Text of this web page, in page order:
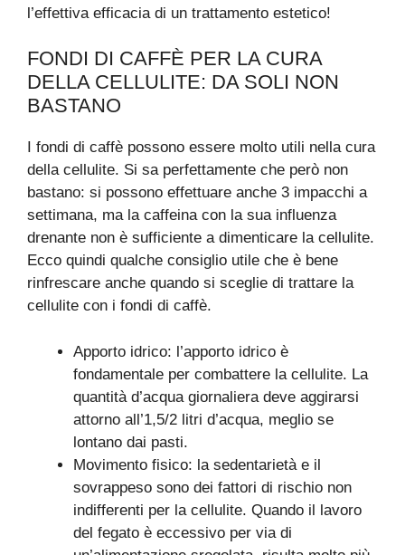
l’effettiva efficacia di un trattamento estetico!
FONDI DI CAFFÈ PER LA CURA
DELLA CELLULITE: DA SOLI NON
BASTANO
I fondi di caffè possono essere molto utili nella cura
della cellulite. Si sa perfettamente che però non
bastano: si possono effettuare anche 3 impacchi a
settimana, ma la caffeina con la sua influenza
drenante non è sufficiente a dimenticare la cellulite.
Ecco quindi qualche consiglio utile che è bene
rinfrescare anche quando si sceglie di trattare la
cellulite con i fondi di caffè.
Apporto idrico: l’apporto idrico è
fondamentale per combattere la cellulite. La
quantità d’acqua giornaliera deve aggirarsi
attorno all’1,5/2 litri d’acqua, meglio se
lontano dai pasti.
Movimento fisico: la sedentarietà e il
sovrappeso sono dei fattori di rischio non
indifferenti per la cellulite. Quando il lavoro
del fegato è eccessivo per via di